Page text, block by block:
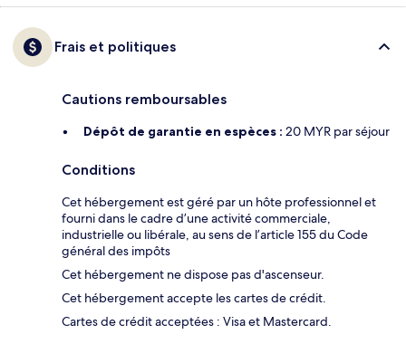
Frais et politiques
Cautions remboursables
Dépôt de garantie en espèces : 20 MYR par séjour
Conditions
Cet hébergement est géré par un hôte professionnel et
fourni dans le cadre d’une activité commerciale,
industrielle ou libérale, au sens de l’article 155 du Code
général des impôts
Cet hébergement ne dispose pas d'ascenseur.
Cet hébergement accepte les cartes de crédit.
Cartes de crédit acceptées : Visa et Mastercard.